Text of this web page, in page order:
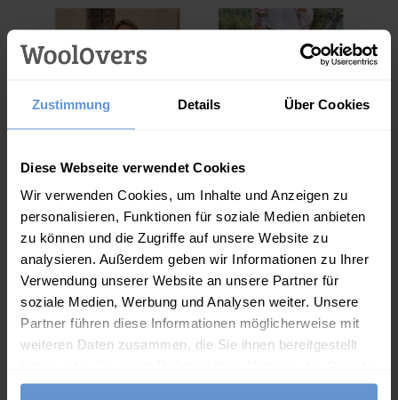
Zustimmung Details Über Cookies
Diese Webseite verwendet Cookies
Wir verwenden Cookies, um Inhalte und Anzeigen zu
personalisieren, Funktionen für soziale Medien anbieten
zu können und die Zugriffe auf unsere Website zu
analysieren. Außerdem geben wir Informationen zu Ihrer
Verwendung unserer Website an unsere Partner für
soziale Medien, Werbung und Analysen weiter. Unsere
Partner führen diese Informationen möglicherweise mit
weiteren Daten zusammen, die Sie ihnen bereitgestellt
gesammelt haben.
Ismini
Bio-
Baumwollmischung
55.00€
Jeans mit schmalem
Saum
65.00€
Beschreibung
Der beliebte Rundhalsausschnitt mit Zopfmuster ist in
neuen Frühlingsfarben zurück. Mit 10% Kaschmiranteil
für einen Hauch von Luxus.
Eigenschaften